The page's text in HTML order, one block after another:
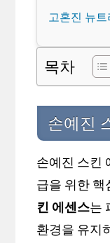
고혼진 뉴
목차
손예진
손예진 스킨
급을 위한 핵
킨 에센스는
환경을 유지